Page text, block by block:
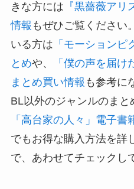
きな方には 『黒薔薇ア
情報 もぜひご覧ください
いる方は 「モーションピ
とめや、
「僕の声を届
まとめ買い情報 も参考に
BL以外のジャンルのまと
「高台家の人々」電子
でもお得な購入方法を詳
で、あわせてチェックし